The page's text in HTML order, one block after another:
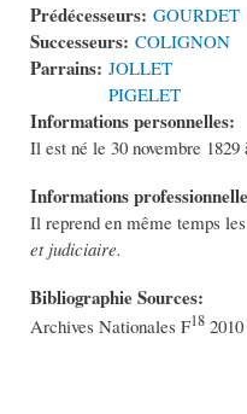
Prédécesseurs: GOURDET
Successeurs: COLIGNON
Parrains: JOLLET
PIGELET
Informations personnelles:
Il est né le 30 novembre
Informations
Il reprend en même temps
et judiciaire.
Bibliographie Sources:
Archives Nationales F18 2010